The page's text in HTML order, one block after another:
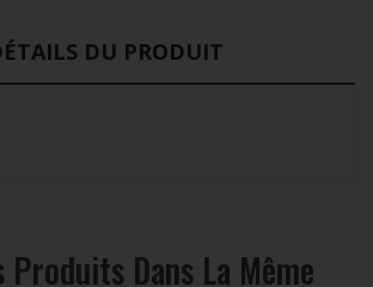
DU PRODUIT
Dans La Même